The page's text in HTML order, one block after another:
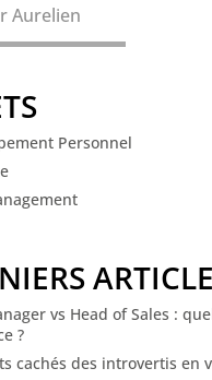
Aurelien
Personnel
vs Head of Sales :
?
cachés des introvertis en